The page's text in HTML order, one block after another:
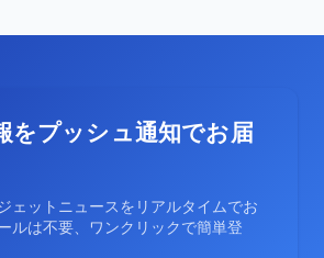
をプッシュ通知でお届
ェットニュースをリアルタイムでお
ルは不要、ワンクリックで簡単登